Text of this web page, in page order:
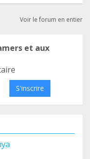
Voir le forum en entier
et aux
S'inscrire